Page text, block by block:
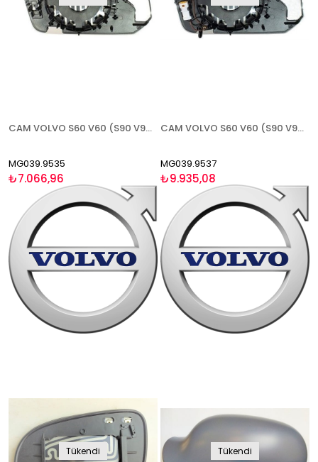
CAM VOLVO S60 V60 (S90 V90 2017-) 2019- ISITMALI SAĞ
MG039.9535
₺7.066,96
CAM VOLVO S60 V60 (S90 V90 2017-) 2019- ISITMALI KARARTMALI SAĞ
MG039.9537
₺9.935,08
Tükendi Tükendi